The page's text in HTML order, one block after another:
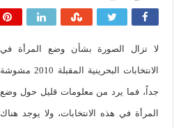
لا تزال الصورة بشأن وضع المرأة في
الانتخابات البحرينية المقبلة 2010 مشوشة
جداً، فما يرد من معلومات قليل حول وضع
المرأة في هذه الانتخابات، ولا يوجد هناك